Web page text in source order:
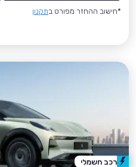
*חישוב ההחזר מפורט בתקנון
רכב חשמלי